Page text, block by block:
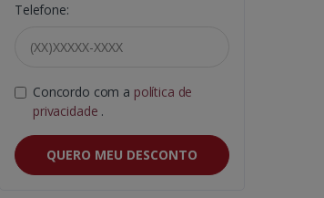
Telefone:
Concordo com a política de
privacidade .
QUERO MEU DESCONTO